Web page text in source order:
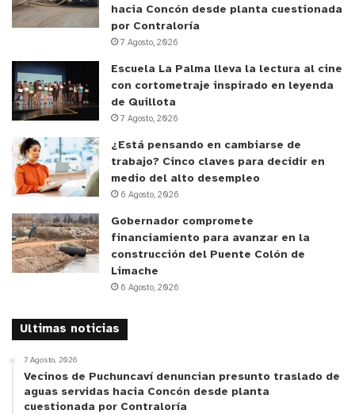
hacia Concón desde planta cuestionada
por Contraloría
7 Agosto, 2026
Escuela La Palma lleva la lectura al cine
con cortometraje inspirado en leyenda
de Quillota
7 Agosto, 2026
¿Está pensando en cambiarse de
trabajo? Cinco claves para decidir en
medio del alto desempleo
6 Agosto, 2026
Gobernador compromete
financiamiento para avanzar en la
construcción del Puente Colón de
Limache
6 Agosto, 2026
Ultimas noticias
7 Agosto, 2026
Vecinos de Puchuncaví denuncian presunto traslado de
aguas servidas hacia Concón desde planta
cuestionada por Contraloría